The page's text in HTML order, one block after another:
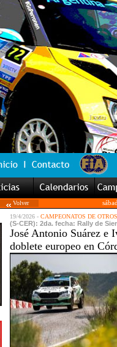
Volver
19/4/2026 - CAMPEONATOS DE
(S-CER): 2da. fecha: Rally de
José Antonio Suárez e
doblete europeo en